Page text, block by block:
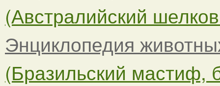
(Австралийский
Энциклопедия
(Бразильский мастиф,